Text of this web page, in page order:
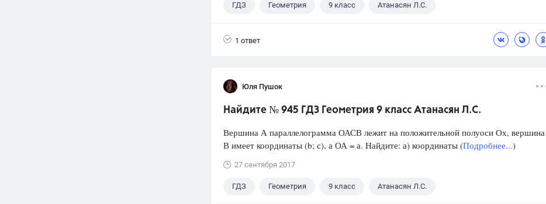
ГДЗ Геометрия 9 класс Атанасян Л.С.
1 ответ
Юля Пушок
Найдите № 945 ГДЗ Геометрия 9 класс Атанасян Л.С.
Вершина А параллелограмма ОАСВ лежит на положительной полуоси Ох, вершина
В имеет координаты (b; с), а ОА = а. Найдите: а) координаты (Подробнее...)
27 сентября 2017
ГДЗ Геометрия 9 класс Атанасян Л.С.